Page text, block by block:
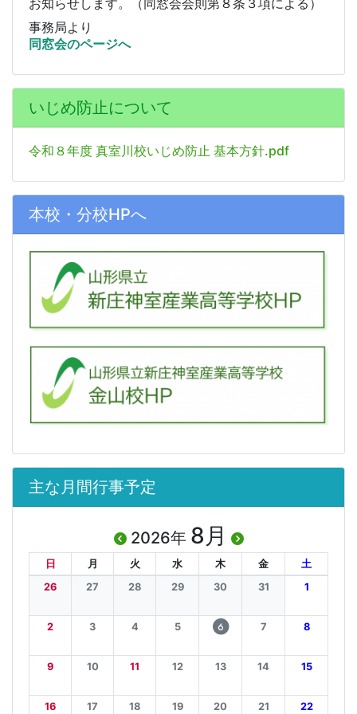
事務局より
同窓会のページへ
いじめ防止について
令和８年度 真室川校いじめ防止 基本方針.pdf
本校・分校HPへ
主な月間行事予定
2026年 8月
日 月 火 水 木 金
土
26
27 28 29 30 31 1
2 3 4 5 6 7 8
9 10 11 12 13 14 15
16 17 18 19 20 21 22